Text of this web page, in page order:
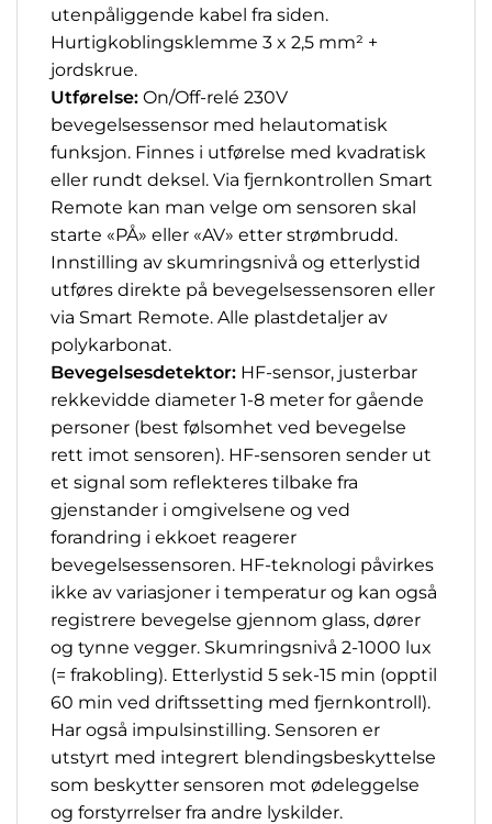
utenpåliggende kabel fra siden.
Hurtigkoblingsklemme 3 x 2,5 mm² +
jordskrue.
Utførelse: On/Off-relé 230V
bevegelsessensor med helautomatisk
funksjon. Finnes i utførelse med kvadratisk
eller rundt deksel. Via fjernkontrollen Smart
Remote kan man velge om sensoren skal
starte «PÅ» eller «AV» etter strømbrudd.
Innstilling av skumringsnivå og etterlystid
utføres direkte på bevegelsessensoren eller
via Smart Remote. Alle plastdetaljer av
polykarbonat.
Bevegelsesdetektor: HF-sensor, justerbar
rekkevidde diameter 1-8 meter for gående
personer (best følsomhet ved bevegelse
rett imot sensoren). HF-sensoren sender ut
et signal som reflekteres tilbake fra
gjenstander i omgivelsene og ved
forandring i ekkoet reagerer
bevegelsessensoren. HF-teknologi påvirkes
ikke av variasjoner i temperatur og kan også
registrere bevegelse gjennom glass, dører
og tynne vegger. Skumringsnivå 2-1000 lux
(= frakobling). Etterlystid 5 sek-15 min (opptil
60 min ved driftssetting med fjernkontroll).
Har også impulsinstilling. Sensoren er
utstyrt med integrert blendingsbeskyttelse
som beskytter sensoren mot ødeleggelse
og forstyrrelser fra andre lyskilder.